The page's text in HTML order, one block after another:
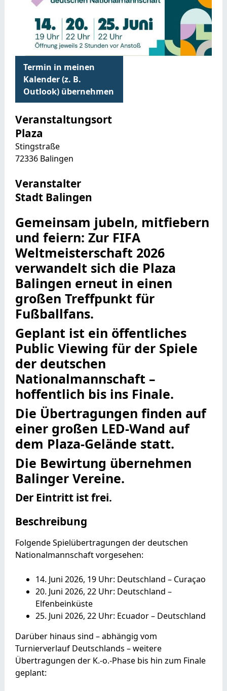
Termin in meinen
Kalender (z. B.
Outlook) übernehmen
Veranstaltungsort
Plaza
Stingstraße
72336 Balingen
Veranstalter
Stadt Balingen
Gemeinsam jubeln, mitfiebern
und feiern: Zur FIFA
Weltmeisterschaft 2026
verwandelt sich die Plaza
Balingen erneut in einen
großen Treffpunkt für
Fußballfans.
Geplant ist ein öffentliches
Public Viewing für der Spiele
der deutschen
Nationalmannschaft –
hoffentlich bis ins Finale.
Die Übertragungen finden auf
einer großen LED-Wand auf
dem Plaza-Gelände statt.
Die Bewirtung übernehmen
Balinger Vereine.
Der Eintritt ist frei.
Beschreibung
Folgende Spielübertragungen der deutschen
Nationalmannschaft vorgesehen:
14. Juni 2026, 19 Uhr: Deutschland – Curaçao
20. Juni 2026, 22 Uhr: Deutschland –
Elfenbeinküste
25. Juni 2026, 22 Uhr: Ecuador – Deutschland
Darüber hinaus sind – abhängig vom
Turnierverlauf Deutschlands – weitere
Übertragungen der K.-o.-Phase bis hin zum Finale
geplant: